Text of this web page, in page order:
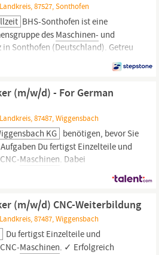
87527, Sonthofen
BHS-Sonthofen ist eine
des Maschinen- und
Sonthofen (Deutschland). Getreu
MATERIALS INTO VALUE“
Lösungen und
Gebiet der mechanischen und
(m/w/d) - For German
87487, Wiggensbach
KG benötigen, bevor Sie
Du fertigst Einzelteile und
Maschinen. Dabei
mit unserem Mastercam‑System
Mit deinem Blick für Effizienz
Herstellung der Werkstücke und
(m/w/d) CNC-Weiterbildung
87487, Wiggensbach
Du fertigst Einzelteile und
Maschinen. ✓ Erfolgreich